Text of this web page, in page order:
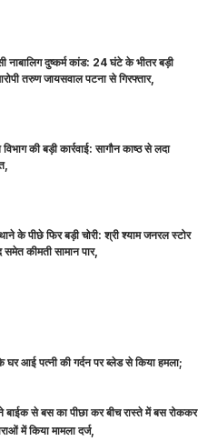
नाबालिग दुष्कर्म कांड: 24 घंटे के भीतर बड़ी
तरुण जायसवाल पटना से गिरफ्तार,
की बड़ी कार्रवाई: सागौन काष्ठ से लदा
के पीछे फिर बड़ी चोरी: श्री श्याम जनरल स्टोर
कीमती सामान पार,
आई पत्नी की गर्दन पर ब्लेड से किया हमला;
ने बाईक से बस का पीछा कर बीच रास्ते में बस रोककर
में किया मामला दर्ज,